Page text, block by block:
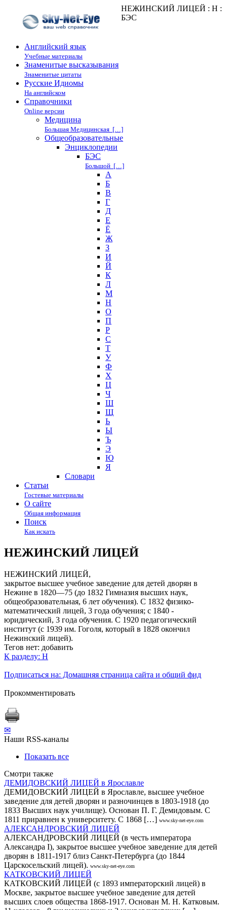
НЕЖИНСКИЙ ЛИЦЕЙ : Н :
БЭС
Английский язык
Учебные материалы
Знаменитые высказывания
Знаменитые цитаты
Русские Идиомы
На английском
Справочники
Online версии
Медицина
Большая Медицинская […]
Общеобразовательные
Энциклопедии
БЭС
Большой […]
А
Б
В
Г
Д
Е
Ё
Ж
З
И
Й
К
Л
М
Н
О
П
Р
С
Т
У
Ф
Х
Ц
Ч
Ш
Щ
Ь
Ы
Ъ
Э
Ю
Я
Cловари
Статьи
Гостевые материалы
О сайте
Общая информация
Поиск
Как искать
НЕЖИНСКИЙ ЛИЦЕЙ
НЕЖИНСКИЙ ЛИЦЕЙ,
закрытое высшее учебное заведение для детей дворян в
Нежине в 1820—75 (до 1832 Гимназия высших наук,
общеобразовательная, 6 лет обучения). С 1832 физико-
математический лицей, 3 года обучения; с 1840 -
юридический, 3 года обучения. С 1920 педагогический
институт (с 1939 им. Гоголя, который в 1828 окончил
Нежинский лицей).
Тегов нет: добавить
К разделу: Н
Подписаться на: Домашняя страница сайта и общий фид
Прокомментировать
✉
Наши RSS-каналы
Показать все
Смотри также
ДЕМИДОВСКИЙ ЛИЦЕЙ в Ярославле
ДЕМИДОВСКИЙ ЛИЦЕЙ в Ярославле, высшее учебное
заведение для детей дворян и разночинцев в 1803-1918 (до
1833 Высших наук училище). Основан П. Г. Демидовым. С
1811 приравнен к университету. С 1868 […] www.sky-net-eye.com
АЛЕКСАНДРОВСКИЙ ЛИЦЕЙ
АЛЕКСАНДРОВСКИЙ ЛИЦЕЙ (в честь императора
Александра I), закрытое высшее учебное заведение для детей
дворян в 1811-1917 близ Санкт-Петербурга (до 1844
Царскосельский лицей). www.sky-net-eye.com
КАТКОВСКИЙ ЛИЦЕЙ
КАТКОВСКИЙ ЛИЦЕЙ (с 1893 императорский лицей) в
Москве, закрытое высшее учебное заведение для детей
высших слоев общества 1868-1917. Основан М. Н. Катковым.